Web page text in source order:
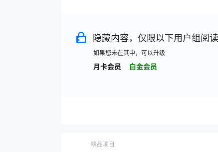
隐藏内容，仅限以下用户组阅读
如果您未在其中，可以升级
月卡会员 白金会员
精品项目